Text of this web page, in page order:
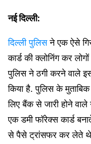
नई दिल्ली:
दिल्ली पुलिसने एक ऐसे
कार्ड की क्लोनिंग कर
पुलिस ने ठगी करने वाले इस
किया है. पुलिस के
लिए बैंक से जारी होने
एक डमी फॉरेक्स कार्ड
से पैसे ट्रांसफर कर लेते थे